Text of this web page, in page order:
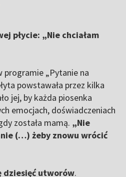
płycie: „Nie chciałam
programie „Pytanie na
powstawała przez kilka
jej, by każda piosenka
emocjach, doświadczeniach
została mamą. „Nie
(…) żeby znowu wrócić
dziesięć utworów.